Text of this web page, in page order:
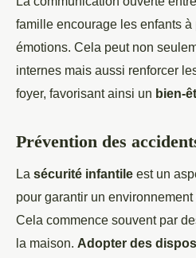
famille encourage les enfants
émotions. Cela peut non
internes mais aussi renforcer
foyer, favorisant ainsi un bien-
Prévention des
La sécurité infantile est un
pour garantir un
Cela commence souvent par
la maison. Adopter des